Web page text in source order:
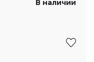
В наличии